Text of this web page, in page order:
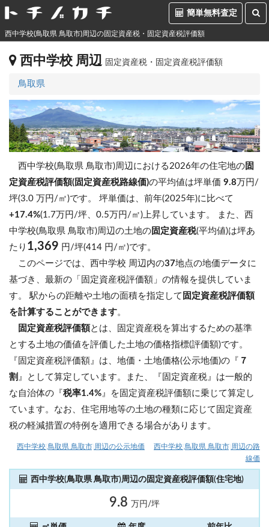
簡単無料査定
西中学校(鳥取県 鳥取市)周辺の固定資産税・固定資産税評価額
西中学校 周辺 固定資産税・固定資産税評価額
鳥取県
西中学校(鳥取県 鳥取市)周辺における2026年の住宅地の 固
定資産税評価額(固定資産税路線価)の平均値は坪単価 9.8万円/
坪(3.0 万円/㎡)です。 坪単価は、前年(2025年)に比べて
+17.4%(1.7万円/坪、0.5万円/㎡)上昇しています。
また、西
中学校(鳥取県 鳥取市)周辺の土地の 固定資産税(平均値)は坪あ
たり 1,369 円/坪(414 円/㎡)です。
このページでは、西中学校 周辺内の37地点の地価データに
基づき、最新の「固定資産税評価額」の情報を提供していま
す。 駅からの距離や土地の面積を指定して 固定資産税評価額
を計算することができます。
固定資産税評価額とは、固定資産税を算出するための基準
とする土地の価値を評価した土地の価格指標(評価額)です。
『固定資産税評価額』は、地価・土地価格(公示地価)の『 ７
割 』として算定しています。また、『固定資産税』は一般的
な自治体の『税率1.4% 』を固定資産税評価額に乗じて算定し
ています。なお、住宅用地等の土地の種類に応じて固定資産
税の軽減措置の特例を適用できる場合があります。
西中学校(鳥取県 鳥取市)周辺の公示地価
西中学校(鳥取県 鳥取市)周辺の路
線価
西中学校(鳥取県 鳥取市)周辺の固定資産税評価額(住宅地)
9.8 万円/坪